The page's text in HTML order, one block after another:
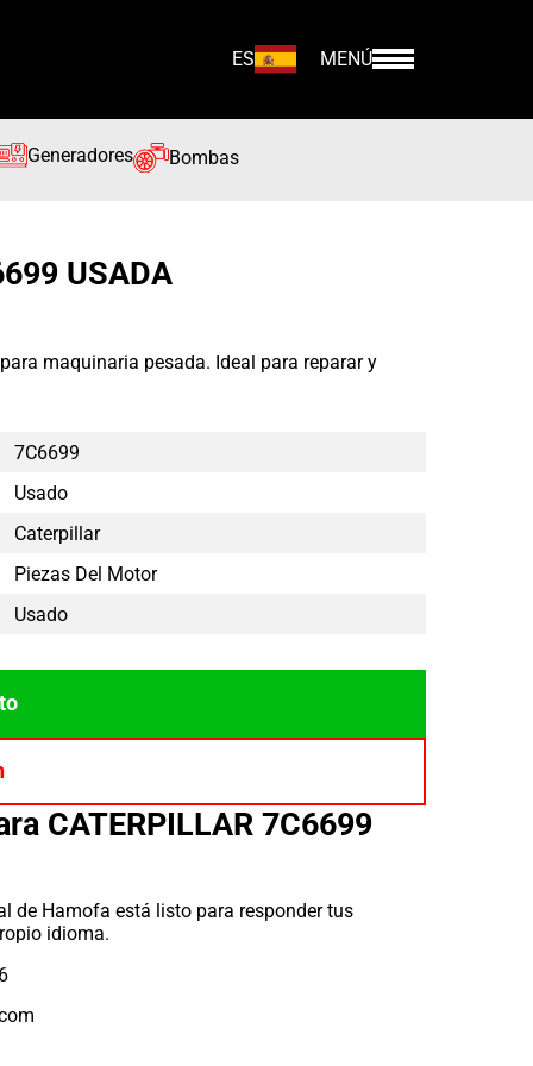
ES MENÚ
Generadores Bombas
USADA
maquinaria pesada. Ideal para reparar y
7C6699
Usado
Caterpillar
Piezas Del Motor
Usado
CATERPILLAR 7C6699
de Hamofa está listo para responder tus
idioma.